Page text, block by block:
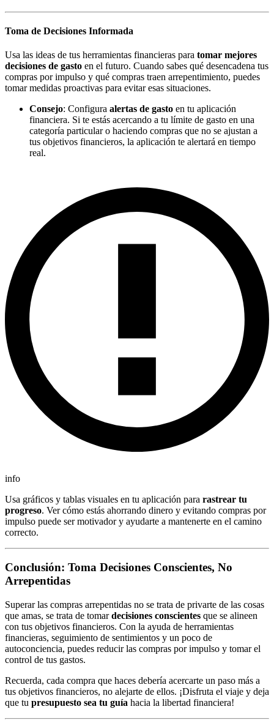
Toma de Decisiones Informada
Usa las ideas de tus herramientas financieras para tomar mejores
decisiones de gasto en el futuro. Cuando sabes qué desencadena tus
compras por impulso y qué compras traen arrepentimiento, puedes
tomar medidas proactivas para evitar esas situaciones.
Consejo: Configura alertas de gasto en tu aplicación
financiera. Si te estás acercando a tu límite de gasto en una
categoría particular o haciendo compras que no se ajustan a
tus objetivos financieros, la aplicación te alertará en tiempo
real.
info
Usa gráficos y tablas visuales en tu aplicación para rastrear tu
progreso. Ver cómo estás ahorrando dinero y evitando compras por
impulso puede ser motivador y ayudarte a mantenerte en el camino
correcto.
Conclusión: Toma Decisiones Conscientes, No
Arrepentidas
Superar las compras arrepentidas no se trata de privarte de las cosas
que amas, se trata de tomardecisiones conscientes que se alineen
con tus objetivos financieros. Con la ayuda de herramientas
financieras, seguimiento de sentimientos y un poco de
autoconciencia, puedes reducir las compras por impulso y tomar el
control de tus gastos.
Recuerda, cada compra que haces debería acercarte un paso más a
tus objetivos financieros, no alejarte de ellos. ¡Disfruta el viaje y deja
que tu presupuesto sea tu guía hacia la libertad financiera!